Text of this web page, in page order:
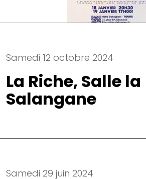
Samedi 12 octobre 2024
La Riche, Salle la
Salangane
Samedi 29 juin 2024